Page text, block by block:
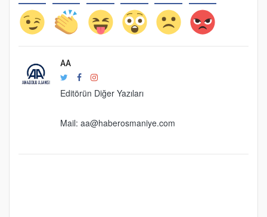
AA
Editörün Diğer Yazıları
Mail: aa@haberosmaniye.com